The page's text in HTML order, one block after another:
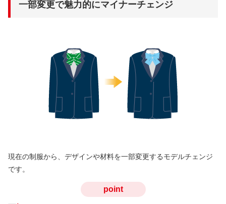
一部変更で魅力的にマイナーチェンジ
現在の制服から、デザインや材料を一部変更するモデルチェンジ
です。
point